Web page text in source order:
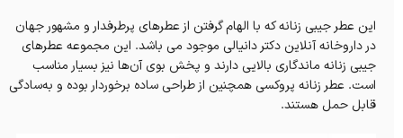
این عطر جیبی زنانه که با الهام گرفتن از عطرهای پرطرفدار و مشهور جهان
در داروخانه آنلاین دکتر دانیالی موجود می باشد. این مجموعه عطرهای
جیبی زنانه‌ ماندگاری بالایی دارند و پخش بوی آن‌ها نیز بسیار مناسب
است. عطر زنانه پروکسی همچنین از طراحی ساده برخوردار بوده و به‌سادگی
قابل حمل هستند.